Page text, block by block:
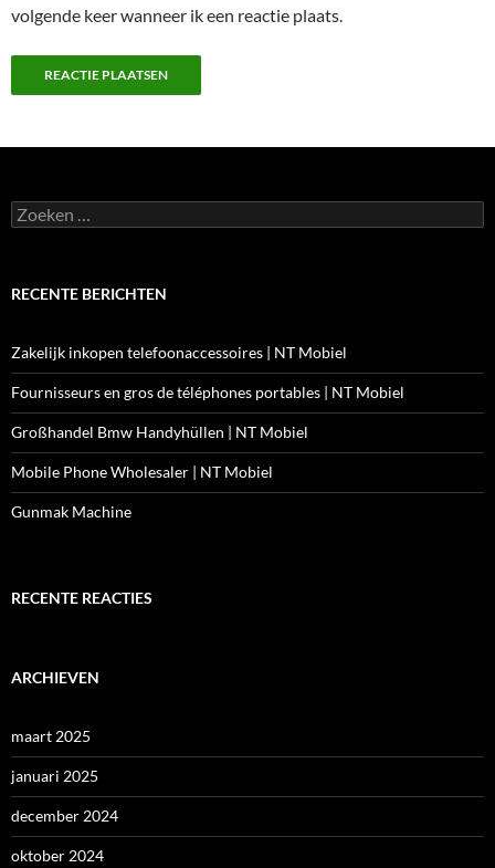
volgende keer wanneer ik een reactie plaats.
Zoeken
naar:
RECENTE BERICHTEN
Zakelijk inkopen telefoonaccessoires | NT Mobiel
Fournisseurs en gros de téléphones portables | NT Mobiel
Großhandel Bmw Handyhüllen | NT Mobiel
Mobile Phone Wholesaler | NT Mobiel
Gunmak Machine
RECENTE REACTIES
ARCHIEVEN
maart 2025
januari 2025
december 2024
oktober 2024